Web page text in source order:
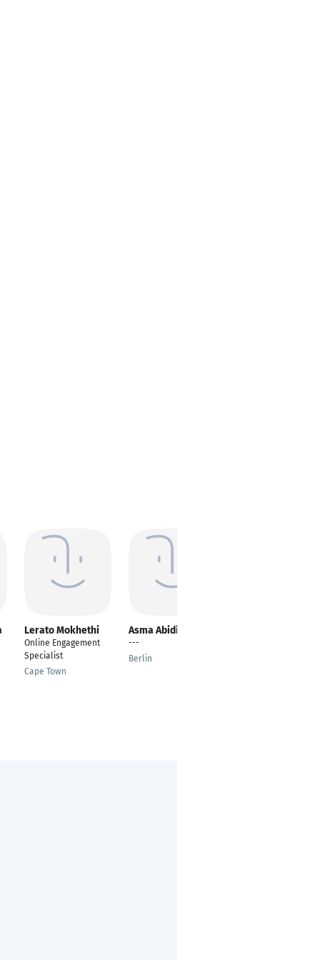
Lerato Mokhethi
Online Engagement
Specialist
Cape Town
Asma Abidi
---
Berlin